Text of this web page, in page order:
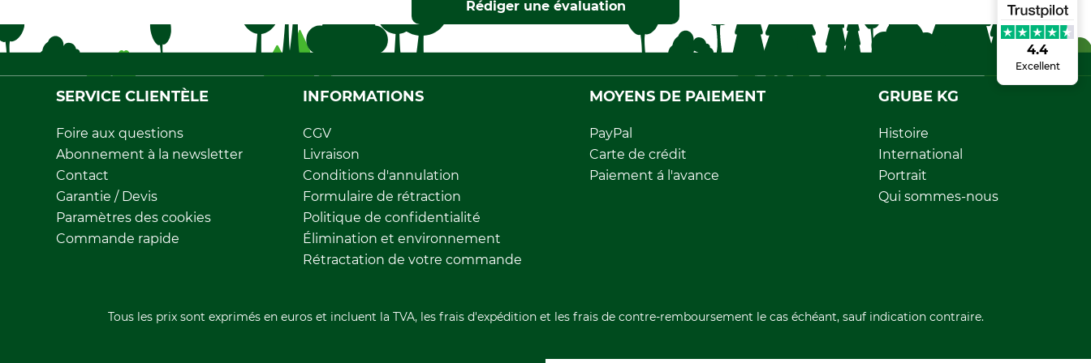
4.4
Excellent
Rédiger une évaluation
SERVICE CLIENTÈLE
Foire aux questions
Abonnement à la newsletter
Contact
Garantie / Devis
Paramètres des cookies
Commande rapide
INFORMATIONS
CGV
Livraison
Conditions d'annulation
Formulaire de rétraction
Politique de confidentialité
Élimination et environnement
Rétractation de votre commande
MOYENS DE PAIEMENT
PayPal
Carte de crédit
Paiement á l'avance
GRUBE KG
Histoire
International
Portrait
Qui sommes-nous
Tous les prix sont exprimés en euros et incluent la TVA, les frais d'expédition et les frais de contre-remboursement le cas échéant, sauf indication contraire.